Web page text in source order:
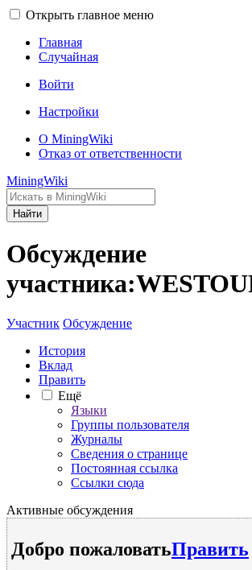
Открыть главное меню
Главная
Случайная
Войти
Настройки
О MiningWiki
Отказ от ответственности
MiningWiki
Найти
Обсуждение
Участник Обсуждение
История
Вклад
Править
Ещё
Языки
Группы пользователя
Журналы
Сведения о странице
Постоянная ссылка
Ссылки сюда
Активные обсуждения
Добро пожаловатьПравить